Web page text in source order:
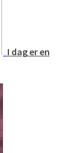
I dag er en